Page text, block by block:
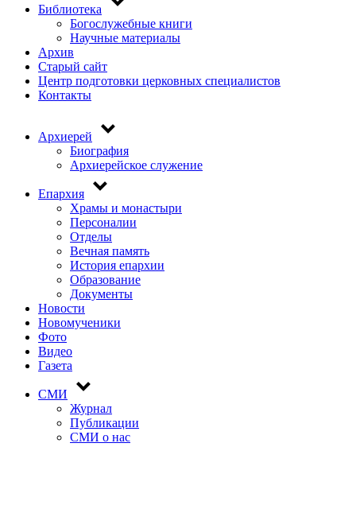
Top
Библиотека
Богослужебные книги
Научные материалы
Архив
Старый сайт
Центр подготовки церковных специалистов
Контакты
Основная
навигация
Архиерей
Биография
Архиерейское служение
Епархия
Храмы и монастыри
Персоналии
Отделы
Вечная память
История епархии
Образование
Документы
Новости
Новомученики
Фото
Видео
Газета
СМИ
Журнал
Публикации
СМИ о нас